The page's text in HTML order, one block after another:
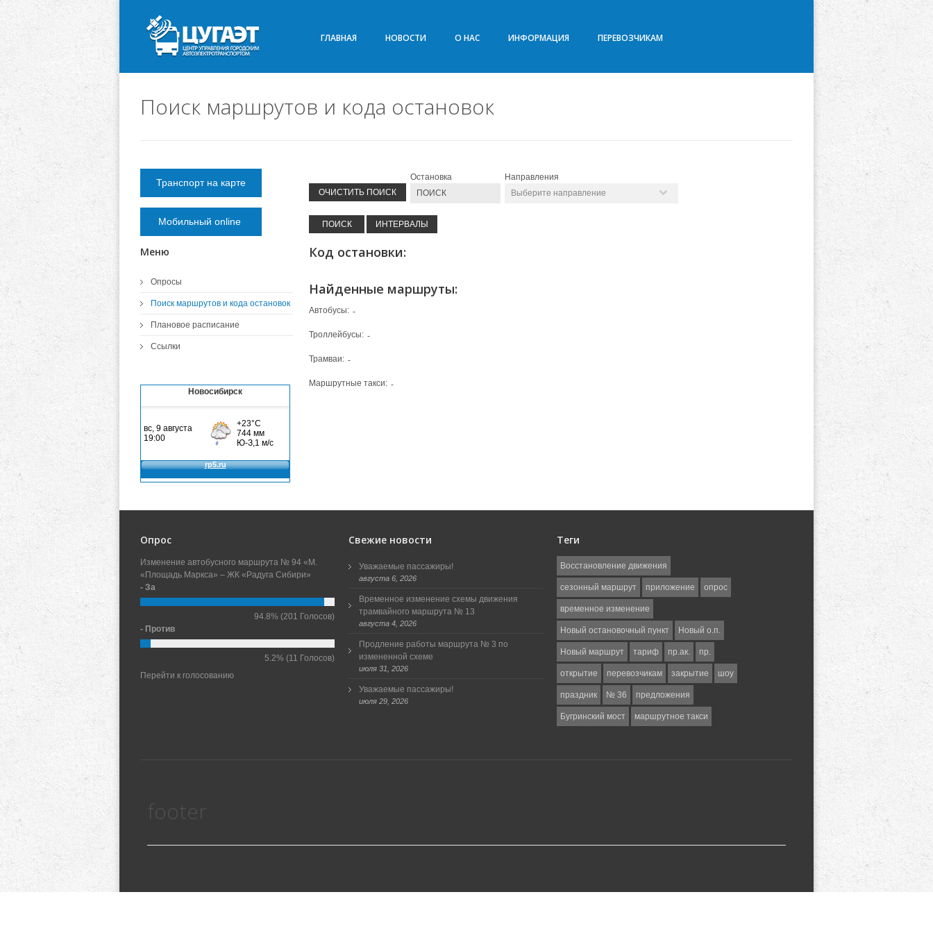
ГЛАВНАЯ НОВОСТИ О НАС ИНФОРМАЦИЯ ПЕРЕВОЗЧИКАМ
Поиск маршрутов и кода остановок
Остановка Направления
Код остановки:
Найденные маршруты:
Автобусы: -
Троллейбусы: -
Трамваи: -
Маршрутные такси: -
Транспорт на карте
Мобильный online
Меню
Опросы
Поиск маршрутов и кода остановок
Плановое расписание
Ссылки
Новосибирск
Опрос
Изменение автобусного маршрута № 94 «М.
«Площадь Маркса» – ЖК «Радуга Сибири»
- За
94.8% (201 Голосов)
- Против
5.2% (11 Голосов)
Перейти к голосованию
Свежие новости
Уважаемые пассажиры!
августа 6, 2026
Временное изменение схемы движения
трамвайного маршрута № 13
августа 4, 2026
Продление работы маршрута № 3 по
измененной схеме
июля 31, 2026
Уважаемые пассажиры!
июля 29, 2026
Теги
Восстановление движения
сезонный маршрут приложение опрос
временное изменение
Новый остановочный пункт Новый о.п.
Новый маршрут тариф пр.ак. пр.
открытие перевозчикам закрытие шоу
праздник № 36 предложения
Бугринский мост маршрутное такси
footer